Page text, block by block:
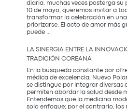
diaria, muchas veces posterga su
10 de mayo, queremos invitar a
transformar la celebración en
priorizarse. El acto de amor más
puede ...
que
Realmente
Necesita:
Salud
y
Prevención
LA SINERGIA ENTRE LA
TRADICIÓN COREANA
En la búsqueda constante por
médica de excelencia, Nuevo
se distingue por integrar diversas
permiten abordar la salud desde
Entendemos que la medicina
solo enfoque; por el contrario, los